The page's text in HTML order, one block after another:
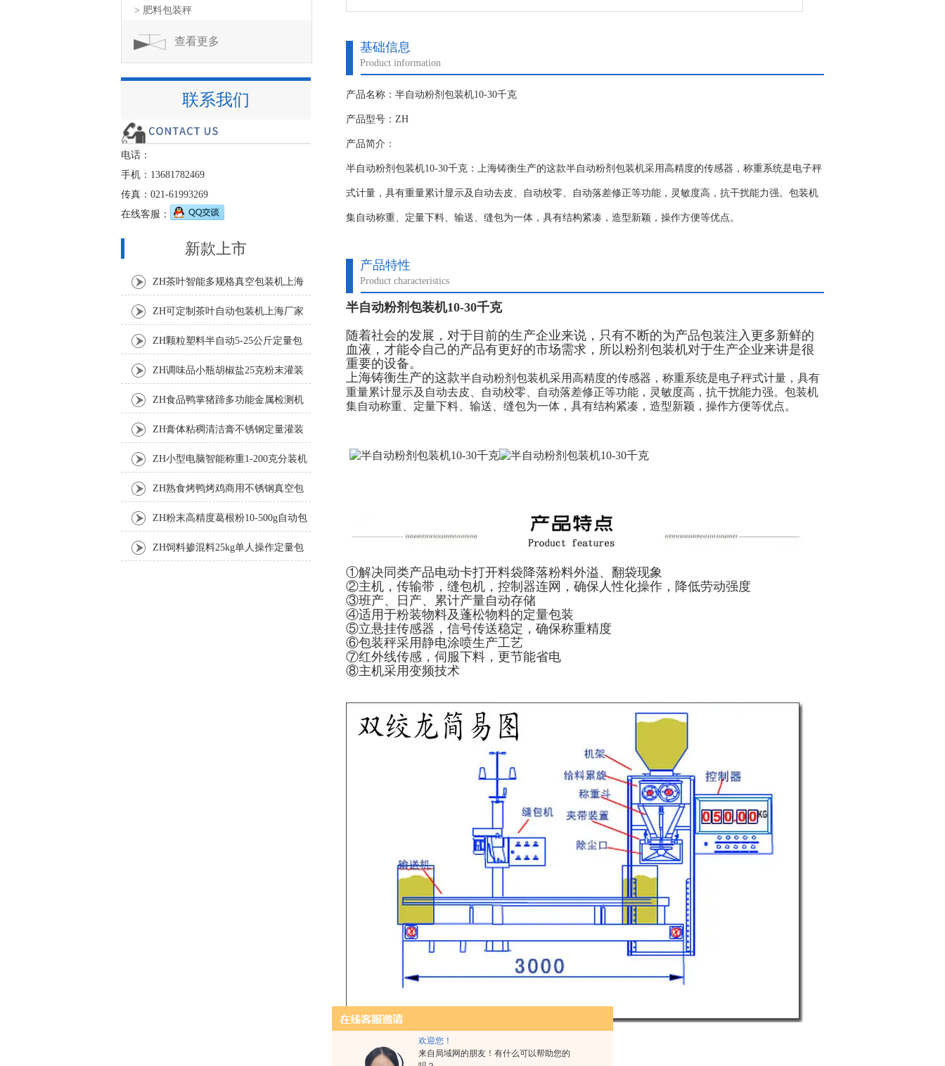
欢迎您！
来自局域网的朋友！有什么可以帮助您的
基础信息
Product information
产品名称：半自动粉剂包装机10-30千克
产品型号：ZH
产品简介：
半自动粉剂包装机10-30千克：上海铸衡生产的这款半自动粉剂包装机采用高精度的传感器，称重系统是电子秤
式计量，具有重量累计显示及自动去皮、自动校零、自动落差修正等功能，灵敏度高，抗干扰能力强。包装机
集自动称重、定量下料、输送、缝包为一体，具有结构紧凑，造型新颖，操作方便等优点。
产品特性
Product characteristics
半自动粉剂包装机10-30千克
随着社会的发展，对于目前的生产企业来说，只有不断的为产品包装注入更多新鲜的
血液，才能令自己的产品有更好的市场需求，所以粉剂包装机对于生产企业来讲是很
重要的设备。
上海铸衡生产的这款半自动粉剂包装机采用高精度的传感器，称重系统是电子秤式计量，具有
重量累计显示及自动去皮、自动校零、自动落差修正等功能，灵敏度高，抗干扰能力强。包装机
集自动称重、定量下料、输送、缝包为一体，具有结构紧凑，造型新颖，操作方便等优点。
①解决同类产品电动卡打开料袋降落粉料外溢、翻袋现象
②主机，传输带，缝包机，控制器连网，确保人性化操作，降低劳动强度
③班产、日产、累计产量自动存储
④适用于粉装物料及蓬松物料的定量包装
⑤立悬挂传感器，信号传送稳定，确保称重精度
⑥包装秤采用静电涂喷生产工艺
⑦红外线传感，伺服下料，更节能省电
⑧主机采用变频技术
> 肥料包装秤
查看更多
联系我们
电话：
手机：13681782469
传真：021-61993269
在线客服：
新款上市
ZH茶叶智能多规格真空包装机上海
厂家 ZH可定制茶叶自动包装机上海厂家
ZH颗粒塑料半自动5-25公斤定量包
装机 ZH调味品小瓶胡椒盐25克粉末灌装
ZH食品鸭掌猪蹄多功能金属检测机
ZH膏体粘稠清洁膏不锈钢定量灌装
机厂家 ZH小型电脑智能称重1-200克分装机
ZH熟食烤鸭烤鸡商用不锈钢真空包
装机 ZH粉末高精度葛根粉10-500g自动包
装机 ZH饲料掺混料25kg单人操作定量包